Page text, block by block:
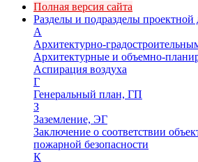
Полная версия сайта
Разделы и подразделы проектной
А
Архитектурно-
Архитектурные и объемно-
Аспирация воздуха
Г
Генеральный план, ГП
З
Заземление, ЭГ
Заключение о соответствии
пожарной безопасности
К